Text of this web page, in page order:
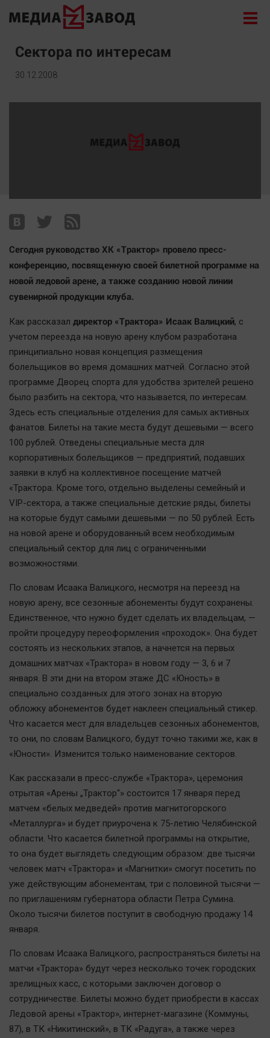
Новости
Курилка
Поиск
Архив
Наша победа
Общество
Политика
Экономика
Происшествия
Здоровье
Культура
Курилка
Мнения
Спорт
Технологии
Отраслевые темы
Hедвижимость
Образование
Автомобили
XX век: криминальные уроки
Банки
Медиаграмотность
Медицина
Прогулки по городу Ч
Спецпроект
Статистика
Челябинск космический
English version
Online-консультация
Актуальная тема
Афиша
Блогеркуль
Быстрый медиазавод
Вирус чтения
Интервью
Качество жизни
Сектора по интересам
30.12.2008
Сегодня руководство ХК «Трактор» провело пресс-
конференцию, посвященную своей билетной программе на
новой ледовой арене, а также созданию новой линии
сувенирной продукции клуба.
Как рассказал директор «Трактора» Исаак Валицкий, с
учетом переезда на новую арену клубом разработана
принципиально новая концепция размещения
болельщиков во время домашних матчей. Согласно этой
программе Дворец спорта для удобства зрителей решено
было разбить на сектора, что называется, по интересам.
Здесь есть специальные отделения для самых активных
фанатов. Билеты на такие места будут дешевыми — всего
100 рублей. Отведены специальные места для
корпоративных болельщиков — предприятий, подавших
заявки в клуб на коллективное посещение матчей
«Трактора. Кроме того, отдельно выделены семейный и
VIP-сектора, а также специальные детские ряды, билеты
на которые будут самыми дешевыми — по 50 рублей. Есть
на новой арене и оборудованный всем необходимым
специальный сектор для лиц с ограниченными
возможностями.
По словам Исаака Валицкого, несмотря на переезд на
новую арену, все сезонные абонементы будут сохранены.
Единственное, что нужно будет сделать их владельцам, —
пройти процедуру переоформления «проходок». Она будет
состоять из нескольких этапов, а начнется на первых
домашних матчах «Трактора» в новом году — 3, 6 и 7
января. В эти дни на втором этаже ДС «Юность» в
специально созданных для этого зонах на вторую
обложку абонементов будет наклеен специальный стикер.
Что касается мест для владельцев сезонных абонементов,
то они, по словам Валицкого, будут точно такими же, как в
«Юности». Изменится только наименование секторов.
Как рассказали в пресс-службе «Трактора», церемония
отрытая «Арены „Трактор“» состоится 17 января перед
матчем «белых медведей» против магнитогорского
«Металлурга» и будет приурочена к 75-летию Челябинской
области. Что касается билетной программы на открытие,
то она будет выглядеть следующим образом: две тысячи
человек матч «Трактора» и «Магнитки» смогут посетить по
уже действующим абонементам, три с половиной тысячи —
по приглашениям губернатора области Петра Сумина.
Около тысячи билетов поступит в свободную продажу 14
января.
По словам Исаака Валицкого, распространяться билеты на
матчи «Трактора» будут через несколько точек городских
зрелищных касс, с которыми заключен договор о
сотрудничестве. Билеты можно будет приобрести в кассах
Ледовой арены «Трактор», интернет-магазине (Коммуны,
87), в ТК «Никитинский», в ТК «Радуга», а также через